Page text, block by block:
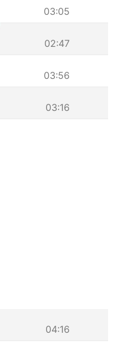
03:05
02:47
03:56
03:16
04:16